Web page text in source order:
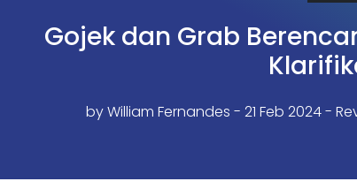
Gojek dan Grab
byWilliam Fernandes - 21 Feb 2024 -